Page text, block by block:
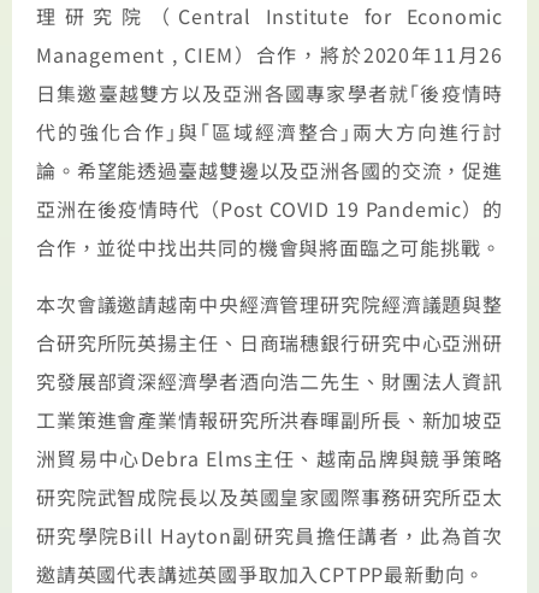
理研究院（ Central Institute for Economic
Management , CIEM）合作，將於2020年11月26
日集邀臺越雙方以及亞洲各國專家學者就｢後疫情時
代的強化合作｣與｢區域經濟整合｣兩大方向進行討
論。希望能透過臺越雙邊以及亞洲各國的交流，促進
亞洲在後疫情時代（Post COVID 19 Pandemic）的
合作，並從中找出共同的機會與將面臨之可能挑戰。
本次會議邀請越南中央經濟管理研究院經濟議題與整
合研究所阮英揚主任、日商瑞穗銀行研究中心亞洲研
究發展部資深經濟學者酒向浩二先生、財團法人資訊
工業策進會產業情報研究所洪春暉副所長、新加坡亞
洲貿易中心Debra Elms主任、越南品牌與競爭策略
研究院武智成院長以及英國皇家國際事務研究所亞太
研究學院Bill Hayton副研究員擔任講者，此為首次
邀請英國代表講述英國爭取加入CPTPP最新動向。